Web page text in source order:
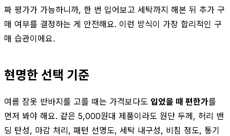
짜 평가가 가능하니까, 한 번 입어보고 세탁까지 해본 뒤 추가 구
매 여부를 결정하는 게 안전해요. 이런 방식이 가장 합리적인 구
매 습관이에요.
현명한 선택 기준
여름 잠옷 반바지를 고를 때는 가격보다도 입었을 때 편한가를
먼저 봐야 해요. 같은 5,000원대 제품이라도 원단 두께, 허리 밴
딩 탄성, 마감 처리, 패턴 선명도, 세탁 내구성, 비침 정도, 통기